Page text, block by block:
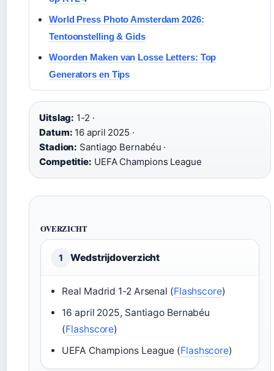
World Press Photo Amsterdam 2026:
Tentoonstelling & Gids
Woorden Maken van Losse Letters: Top
Generators en Tips
Uitslag: 1-2 ·
Datum: 16 april 2025 ·
Stadion: Santiago Bernabéu ·
Competitie: UEFA Champions League
OVERZICHT
1 Wedstrijdoverzicht
Real Madrid 1-2 Arsenal (Flashscore)
16 april 2025, Santiago Bernabéu
(Flashscore)
UEFA Champions League (Flashscore)